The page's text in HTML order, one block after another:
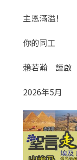
主恩滿溢！
你的同工
賴若瀚 謹啟
2026年5月